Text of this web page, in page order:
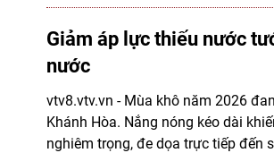
Giảm áp lực thiếu nước
nước
vtv8.vtv.vn - Mùa khô năm 2026
Khánh Hòa. Nắng nóng kéo dài
nghiêm trọng, đe dọa trực tiếp đến